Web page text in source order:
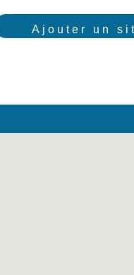
Ajouter un